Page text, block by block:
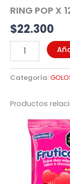
RING POP X
$22.300
Categoría:
Productos